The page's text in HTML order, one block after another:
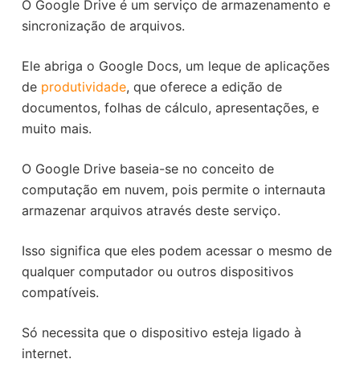
O Google Drive é um serviço de armazenamento e
sincronização de arquivos.
Ele abriga o Google Docs, um leque de aplicações
de produtividade, que oferece a edição de
documentos, folhas de cálculo, apresentações, e
muito mais.
O Google Drive baseia-se no conceito de
computação em nuvem, pois permite o internauta
armazenar arquivos através deste serviço.
Isso significa que eles podem acessar o mesmo de
qualquer computador ou outros dispositivos
compatíveis.
Só necessita que o dispositivo esteja ligado à
internet.